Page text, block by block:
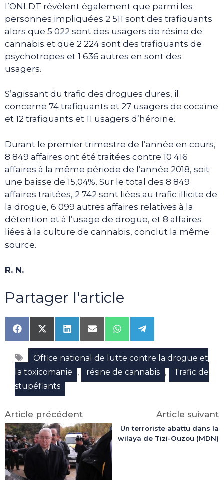
l’ONLDT révèlent également que parmi les
personnes impliquées 2 511 sont des trafiquants
alors que 5 022 sont des usagers de résine de
cannabis et que 2 224 sont des trafiquants de
psychotropes et 1 636 autres en sont des
usagers.
S’agissant du trafic des drogues dures, il
concerne 74 trafiquants et 27 usagers de cocaïne
et 12 trafiquants et 11 usagers d’héroïne.
Durant le premier trimestre de l’année en cours,
8 849 affaires ont été traitées contre 10 416
affaires à la même période de l’année 2018, soit
une baisse de 15,04%. Sur le total des 8 849
affaires traitées, 2 742 sont liées au trafic illicite de
la drogue, 6 099 autres affaires relatives à la
détention et à l’usage de drogue, et 8 affaires
liées à la culture de cannabis, conclut la même
source.
R. N.
Partager l'article
Share
on
Facebook
Share
on
X
(Twitter)
Share
on
LinkedIn
Share
on
Email
Share
on
WhatsApp
Share
on
Telegram
Étiquettes
Office national de lutte contre la drogue et
la toxicomanie
, résine de cannabis ,
Trafic de
stupéfiants
Article précédent Article suivant
Un terroriste abattu dans la
wilaya de Tizi-Ouzou (MDN)